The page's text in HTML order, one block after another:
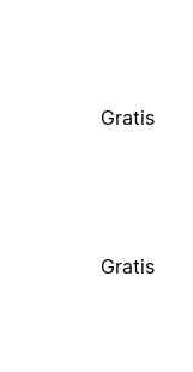
Gratis
Gratis